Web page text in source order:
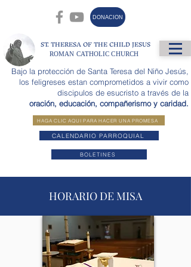
DONACION
ST. THERESA OF THE CHILD JESUS
ROMAN CATHOLIC CHURCH
CALENDARIO PARROQUIAL
BOLETINES
Bajo la protección de Santa Teresa del Niño Jesús,
los feligreses estan comprometidos a vivir como
discipulos de esucristo a través de la
oración, educación, compañerismo y caridad.
HAGA CLIC AQUI PARA HACER UNA PROMESA
HORARIO DE MISA